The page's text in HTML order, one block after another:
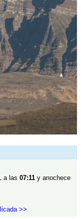
a las 07:11 y anochece
>>